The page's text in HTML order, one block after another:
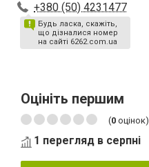
+380 (50) 4231477
Будь ласка, скажіть,
що дізналися номер
на сайті 6262.com.ua
Оцініть першим
(0 оцінок)
1 перегляд в серпні